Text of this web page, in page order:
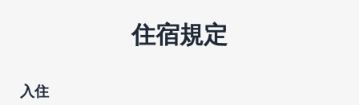
住宿規定
入住